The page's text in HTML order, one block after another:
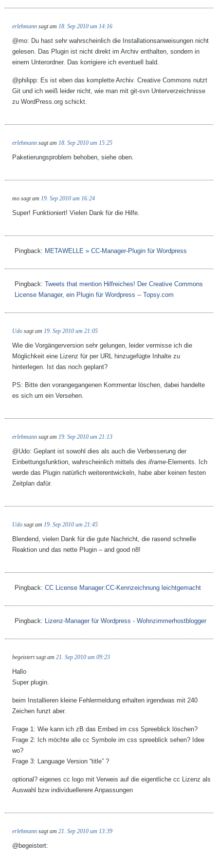
erlehmann sagt am 18. Sep 2010 um 14:16
@mo: Du hast sehr wahrscheinlich die Installationsanweisungen nicht
gelesen. Das Plugin ist nicht direkt im Archiv enthalten, sondern in
einem Unterordner. Das korrigiere ich eventuell bald.
@philipp: Es ist eben das komplette Archiv. Creative Commons nutzt
Git und ich weiß leider nicht, wie man mit git-svn Unterverzeichnisse
zu WordPress.org schickt.
erlehmann sagt am 18. Sep 2010 um 15:25
Paketierungsproblem behoben, siehe oben.
mo sagt am 19. Sep 2010 um 16:24
Super! Funktioniert! Vielen Dank für die Hilfe.
Pingback: METAWELLE » CC-Manager-Plugin für Wordpress
Pingback: Tweets that mention Hilfreiches! Der Creative Commons
License Manager, ein Plugin für Wordpress -- Topsy.com
Udo sagt am 19. Sep 2010 um 21:05
Wie die Vorgängerversion sehr gelungen, leider vermisse ich die
Möglichkeit eine Lizenz für per URL hinzugefügte Inhalte zu
hinterlegen. Ist das noch geplant?
PS: Bitte den vorangegangenen Kommentar löschen, dabei handelte
es sich um ein Versehen.
erlehmann sagt am 19. Sep 2010 um 21:13
@Udo: Geplant ist sowohl dies als auch die Verbesserung der
Einbettungsfunktion, wahrscheinlich mittels des iframe-Elements. Ich
werde das Plugin natürlich weiterentwickeln, habe aber keinen festen
Zeitplan dafür.
Udo sagt am 19. Sep 2010 um 21:45
Blendend, vielen Dank für die gute Nachricht, die rasend schnelle
Reaktion und das nette Plugin – and good n8!
Pingback: CC License Manager:CC-Kennzeichnung leichtgemacht
Pingback: Lizenz-Manager für Wordpress - Wohnzimmerhostblogger
begeistert sagt am 21. Sep 2010 um 09:23
Hallo
Super plugin.
beim Installieren kleine Fehlermeldung erhalten irgendwas mit 240
Zeichen funzt aber.
Frage 1: Wie kann ich zB das Embed im css Spreeblick löschen?
Frage 2: Ich möchte alle cc Symbole im css spreeblick sehen? Idee
wo?
Frage 3: Language Version “title” ?
optional? eigenes cc logo mit Verweis auf die eigentliche cc Lizenz als
Auswahl bzw individuellerere Anpassungen
erlehmann sagt am 21. Sep 2010 um 13:39
@begeistert: